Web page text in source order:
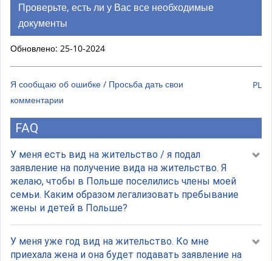
Проверьте, есть ли у Вас все необходимые
документы
Обновлено: 25-10-2024
Я сообщаю об ошибке / Просьба дать свои
комментарии
PL
FAQ
У меня есть вид на жительство / я подал
заявление на получение вида на жительство. Я
желаю, чтобы в Польше поселились члены моей
семьи. Каким образом легализовать пребывание
жены и детей в Польше?
У меня уже год вид на жительство. Ко мне
приехала жена и она будет подавать заявление на